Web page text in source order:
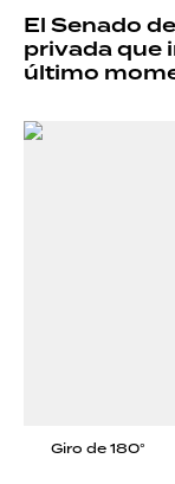
El Senado
privada que
último
Giro de 180°